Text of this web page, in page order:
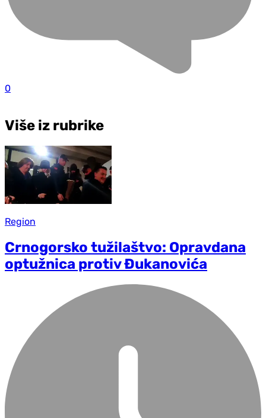
0
Više iz rubrike
Region
Crnogorsko tužilaštvo: Opravdana
optužnica protiv Đukanovića